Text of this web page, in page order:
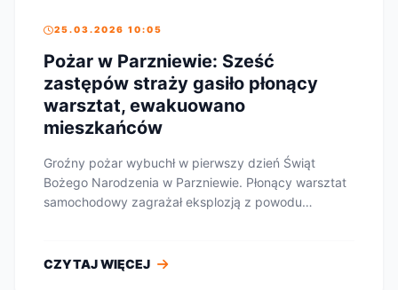
25.03.2026 10:05
Pożar w Parzniewie: Sześć
zastępów straży gasiło płonący
warsztat, ewakuowano
mieszkańców
Groźny pożar wybuchł w pierwszy dzień Świąt
Bożego Narodzenia w Parzniewie. Płonący warsztat
samochodowy zagrażał eksplozją z powodu
CZYTAJ WIĘCEJ